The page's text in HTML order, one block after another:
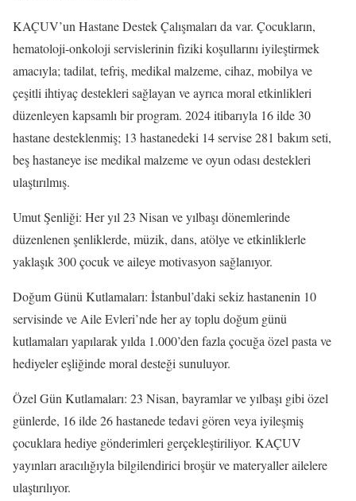
KAÇUV’un Hastane Destek Çalışmaları da var. Çocukların,
hematoloji-onkoloji servislerinin fiziki koşullarını iyileştirmek
amacıyla; tadilat, tefriş, medikal malzeme, cihaz, mobilya ve
çeşitli ihtiyaç destekleri sağlayan ve ayrıca moral etkinlikleri
düzenleyen kapsamlı bir program. 2024 itibarıyla 16 ilde 30
hastane desteklenmiş; 13 hastanedeki 14 servise 281 bakım seti,
beş hastaneye ise medikal malzeme ve oyun odası destekleri
ulaştırılmış.
Umut Şenliği: Her yıl 23 Nisan ve yılbaşı dönemlerinde
düzenlenen şenliklerde, müzik, dans, atölye ve etkinliklerle
yaklaşık 300 çocuk ve aileye motivasyon sağlanıyor.
Doğum Günü Kutlamaları: İstanbul’daki sekiz hastanenin 10
servisinde ve Aile Evleri’nde her ay toplu doğum günü
kutlamaları yapılarak yılda 1.000’den fazla çocuğa özel pasta ve
hediyeler eşliğinde moral desteği sunuluyor.
Özel Gün Kutlamaları: 23 Nisan, bayramlar ve yılbaşı gibi özel
günlerde, 16 ilde 26 hastanede tedavi gören veya iyileşmiş
çocuklara hediye gönderimleri gerçekleştiriliyor. KAÇUV
yayınları aracılığıyla bilgilendirici broşür ve materyaller ailelere
ulaştırılıyor.